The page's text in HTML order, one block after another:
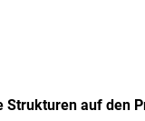
Strukturen auf den